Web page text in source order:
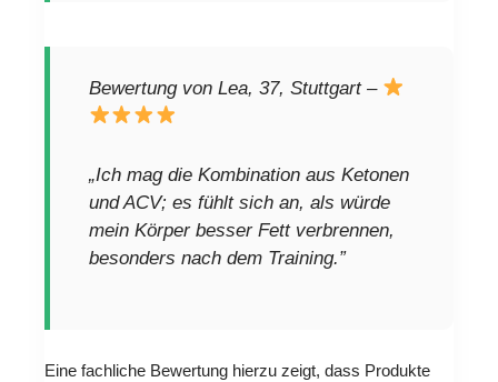
Bewertung von Lea, 37, Stuttgart –
„Ich mag die Kombination aus Ketonen
und ACV; es fühlt sich an, als würde
mein Körper besser Fett verbrennen,
besonders nach dem Training.”
Eine fachliche Bewertung hierzu zeigt, dass Produkte